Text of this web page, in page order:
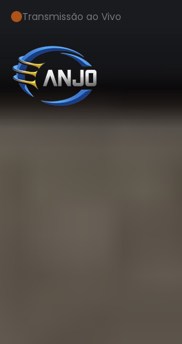
Transmissão ao Vivo